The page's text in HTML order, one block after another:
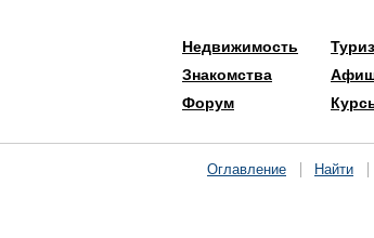
Недвижимость
Знакомства
Форум
Оглавление Найти